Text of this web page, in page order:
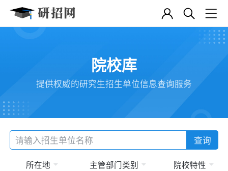
院校库
提供权威的研究生招生单位信息查询服务
查询
所在地 主管部门类别 院校特性